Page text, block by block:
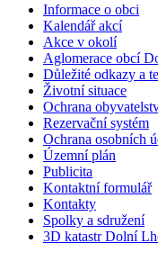
Informace o obci
Kalendář akcí
Akce v okolí
Aglomerace obcí
Důležité odkazy a
Životní situace
Ochrana
Rezervační systém
Ochrana osobních
Územní plán
Publicita
Kontaktní formulář
Kontakty
Spolky a sdružení
3D katastr Dolní